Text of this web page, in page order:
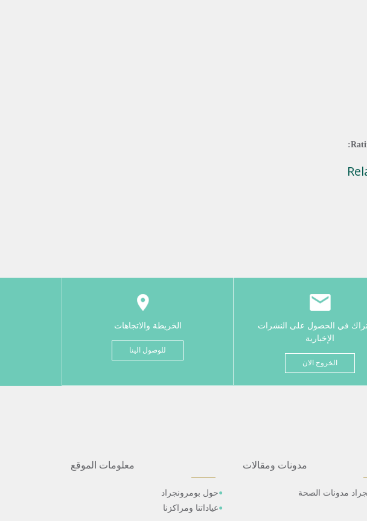
في الحصول على النشرات
الإخبارية
الخروج الان
الخريطة والاتجاهات
للوصول الينا
مدونات ومقالات
مدونات الصحة
معلومات الموقع
حول بومرونجراد
عياداتنا ومراكزنا